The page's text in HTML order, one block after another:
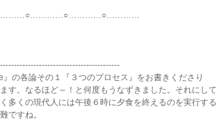
の各論その１『３つのプロセス』をお書きくださり
す。なるほど～！と何度もうなずきました。それにして
多くの現代人には午後６時に夕食を終えるのを実行する
ですね。